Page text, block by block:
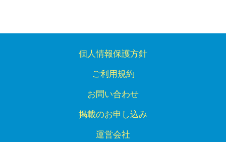
個人情報保護方針
ご利用規約
お問い合わせ
掲載のお申し込み
運営会社